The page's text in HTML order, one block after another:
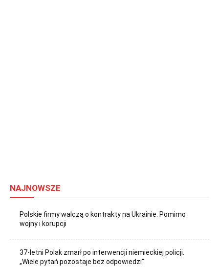
NAJNOWSZE
Polskie firmy walczą o kontrakty na Ukrainie. Pomimo
wojny i korupcji
37-letni Polak zmarł po interwencji niemieckiej policji.
„Wiele pytań pozostaje bez odpowiedzi”